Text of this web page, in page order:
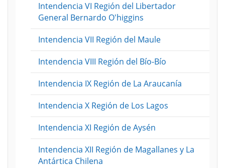
Intendencia VI Región del Libertador
General Bernardo O'higgins
Intendencia VII Región del Maule
Intendencia VIII Región del Bío-Bío
Intendencia IX Región de La Araucanía
Intendencia X Región de Los Lagos
Intendencia XI Región de Aysén
Intendencia XII Región de Magallanes y La
Antártica Chilena